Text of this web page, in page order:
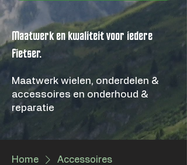
Maatwerk en kwaliteit voor iedere
fietser.
Maatwerk wielen, onderdelen &
accessoires en onderhoud &
reparatie
Home Accessoires